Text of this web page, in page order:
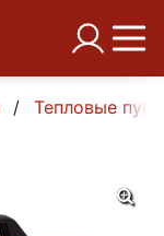
Тепловые